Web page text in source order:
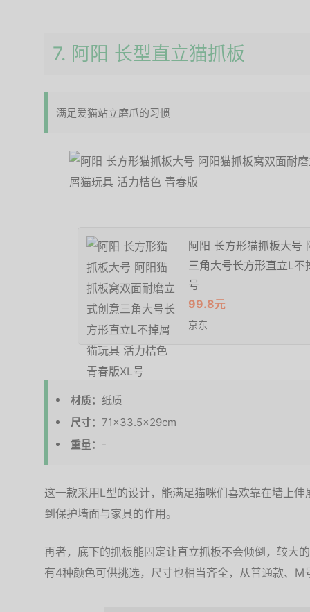
7. 阿阳 长型直立猫抓板
满足爱猫站立磨爪的习惯
阿阳 长方形猫抓板大号
三角大号长方形直立L
号
99.8元
京东
材质： 纸质
尺寸： 71×33.5×29cm
重量： -
这一款采用L型的设计，能满足猫咪们喜欢靠在墙上
到保护墙面与家具的作用。
再者，底下的抓板能固定让直立抓板不会倾倒，较大
有4种颜色可供挑选，尺寸也相当齐全，从普通款、M